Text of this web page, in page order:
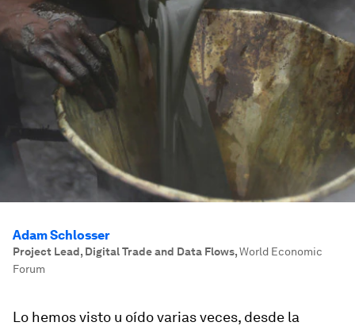
Adam Schlosser
Project Lead, Digital Trade and Data Flows,World Economic
Forum
Lo hemos visto u oído varias veces, desde la